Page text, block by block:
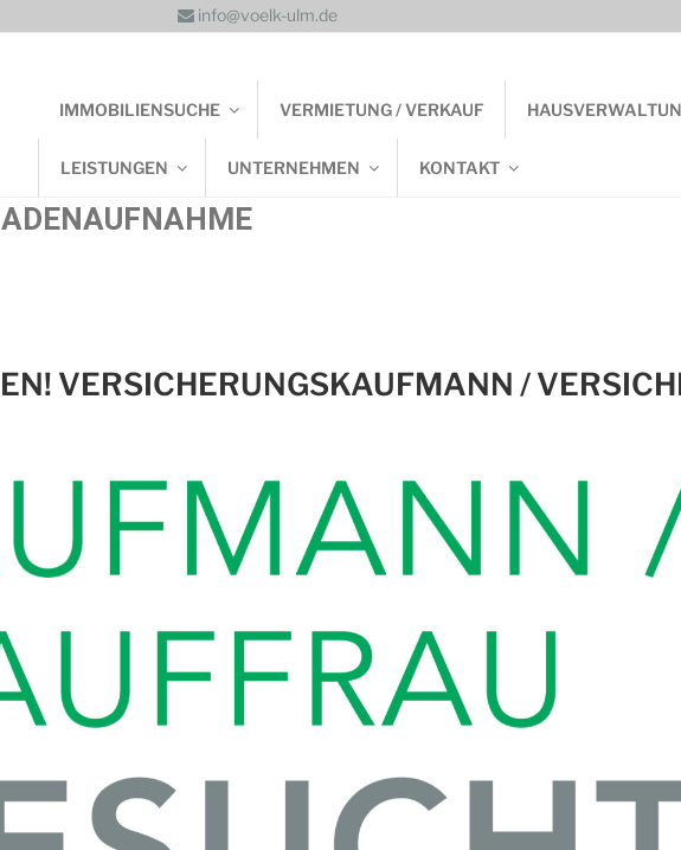
info@voelk-ulm.de
IMMOBILIENSUCHE VERMIETUNG / VERKAUF
LEISTUNGEN UNTERNEHMEN KONTAKT
VERSICHERUNGSKAUFMANN /